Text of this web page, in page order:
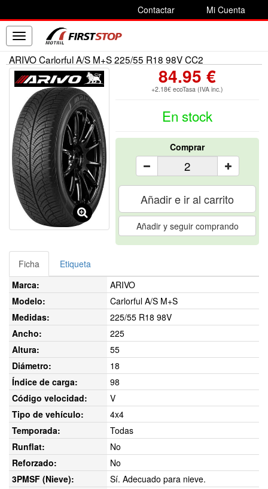
Contactar Mi Cuenta
Toggle
navigation
ARIVO Carlorful A/S M+S 225/55 R18 98V CC2
84.95 €
+2.18€ ecoTasa (IVA inc.)
En stock
Comprar
Añadir e ir al carrito
Añadir y seguir comprando
Ficha
Etiqueta
Marca:
ARIVO
Modelo:
Carlorful A/S M+S
Medidas:
225/55 R18 98V
Ancho:
225
Altura:
55
Diámetro:
18
Índice de carga:
98
Código velocidad:
V
Tipo de vehículo:
4x4
Temporada:
Todas
Runflat:
No
Reforzado:
No
3PMSF (Nieve):
Sí. Adecuado para nieve.